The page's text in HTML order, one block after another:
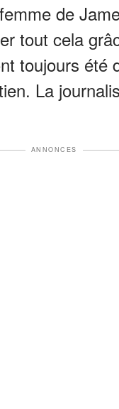
de
tout cela
toujours été
La
ANNONCES